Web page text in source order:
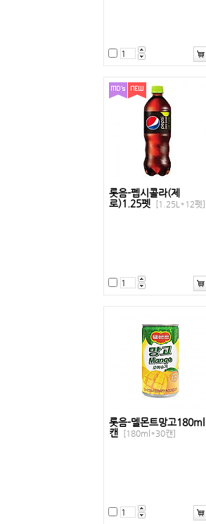
롯음-펩시콜라(제
로)1.25펫
[1.25L*12펫]
롯음-델몬트망고180ml
캔
[180ml*30캔]